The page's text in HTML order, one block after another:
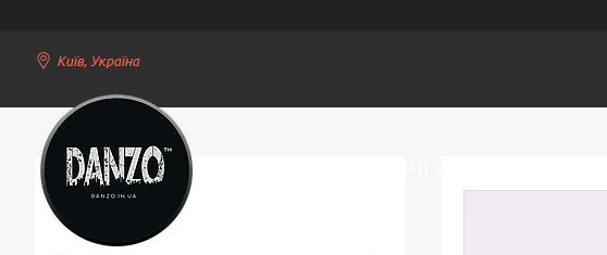
Київ, Україна